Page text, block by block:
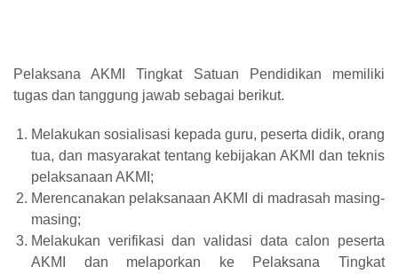
Pelaksana AKMI Tingkat Satuan Pendidikan memiliki
tugas dan tanggung jawab sebagai berikut.
Melakukan sosialisasi kepada guru, peserta didik, orang
tua, dan masyarakat tentang kebijakan AKMI dan teknis
pelaksanaan AKMI;
Merencanakan pelaksanaan AKMI di madrasah masing-
masing;
Melakukan verifikasi dan validasi data calon peserta
AKMI dan melaporkan ke Pelaksana Tingkat